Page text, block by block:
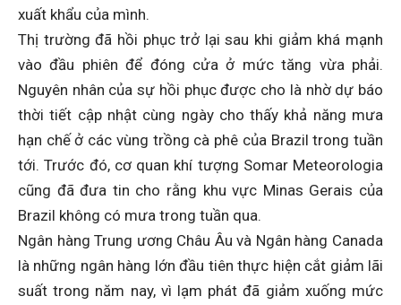
xuất khẩu của mình.
Thị trường đã hồi phục trở lại sau khi giảm khá mạnh
vào đầu phiên để đóng cửa ở mức tăng vừa phải.
Nguyên nhân của sự hồi phục được cho là nhờ dự báo
thời tiết cập nhật cùng ngày cho thấy khả năng mưa
hạn chế ở các vùng trồng cà phê của Brazil trong tuần
tới. Trước đó, cơ quan khí tượng Somar Meteorologia
cũng đã đưa tin cho rằng khu vực Minas Gerais của
Brazil không có mưa trong tuần qua.
Ngân hàng Trung ương Châu Âu và Ngân hàng Canada
là những ngân hàng lớn đầu tiên thực hiện cắt giảm lãi
suất trong năm nay, vì lạm phát đã giảm xuống mức